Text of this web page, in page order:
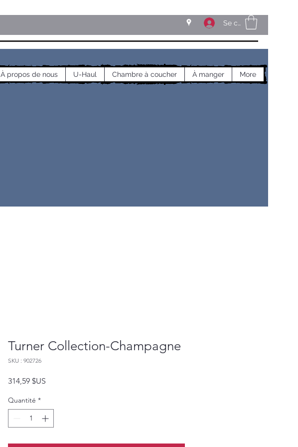
Se connecter
À propos de nous U-Haul Chambre à coucher À manger More
Turner Collection-Champagne
SKU : 902726
314,59 $US
Quantité *